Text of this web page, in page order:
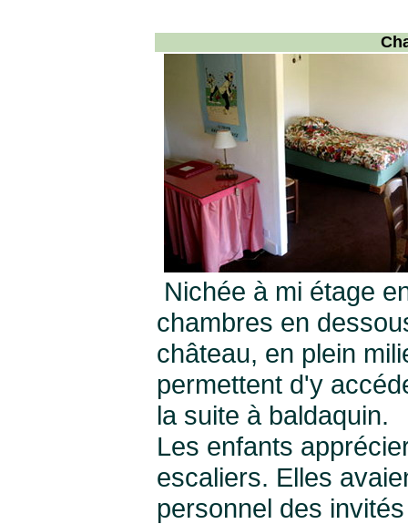
Nichée à mi étage
chambres en
château, en plein
permettent d'y
la suite à baldaquin.
Les enfants
escaliers. Elles
personnel des